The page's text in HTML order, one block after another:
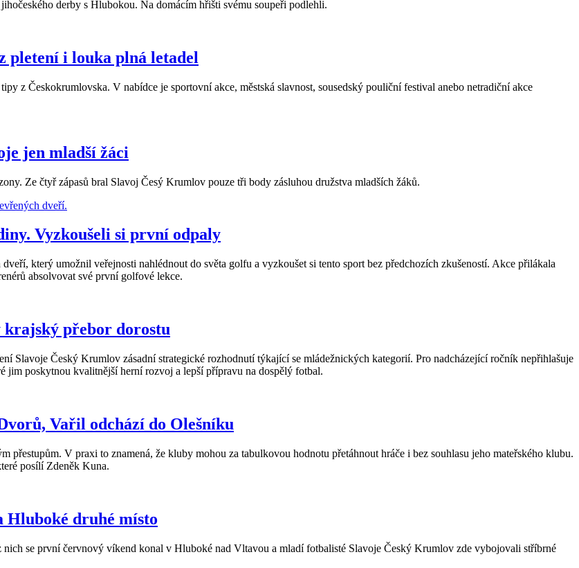
derby s Hlubokou. Na domácím hřišti svému soupeři podlehli.
pletení i louka plná letadel
z Českokrumlovska. V nabídce je sportovní akce, městská slavnost, sousedský pouliční festival anebo netradiční akce
jen mladší žáci
Ze čtyř zápasů bral Slavoj Česý Krumlov pouze tři body zásluhou družstva mladších žáků.
Vyzkoušeli si první odpaly
který umožnil veřejnosti nahlédnout do světa golfu a vyzkoušet si tento sport bez předchozích zkušeností. Akce přilákala
absolvovat své první golfové lekce.
krajský přebor dorostu
Slavoje Český Krumlov zásadní strategické rozhodnutí týkající se mládežnických kategorií. Pro nadcházející ročník nepřihlašuje
jim poskytnou kvalitnější herní rozvoj a lepší přípravu na dospělý fotbal.
Vařil odchází do Olešníku
přestupům. V praxi to znamená, že kluby mohou za tabulkovou hodnotu přetáhnout hráče i bez souhlasu jeho mateřského klubu.
posílí Zdeněk Kuna.
druhé místo
nich se první červnový víkend konal v Hluboké nad Vltavou a mladí fotbalisté Slavoje Český Krumlov zde vybojovali stříbrné